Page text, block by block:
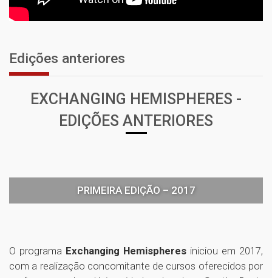
Edições anteriores
EXCHANGING HEMISPHERES -
EDIÇÕES ANTERIORES
PRIMEIRA EDIÇÃO – 2017
O programa Exchanging Hemispheres iniciou em 2017,
com a realização concomitante de cursos oferecidos por